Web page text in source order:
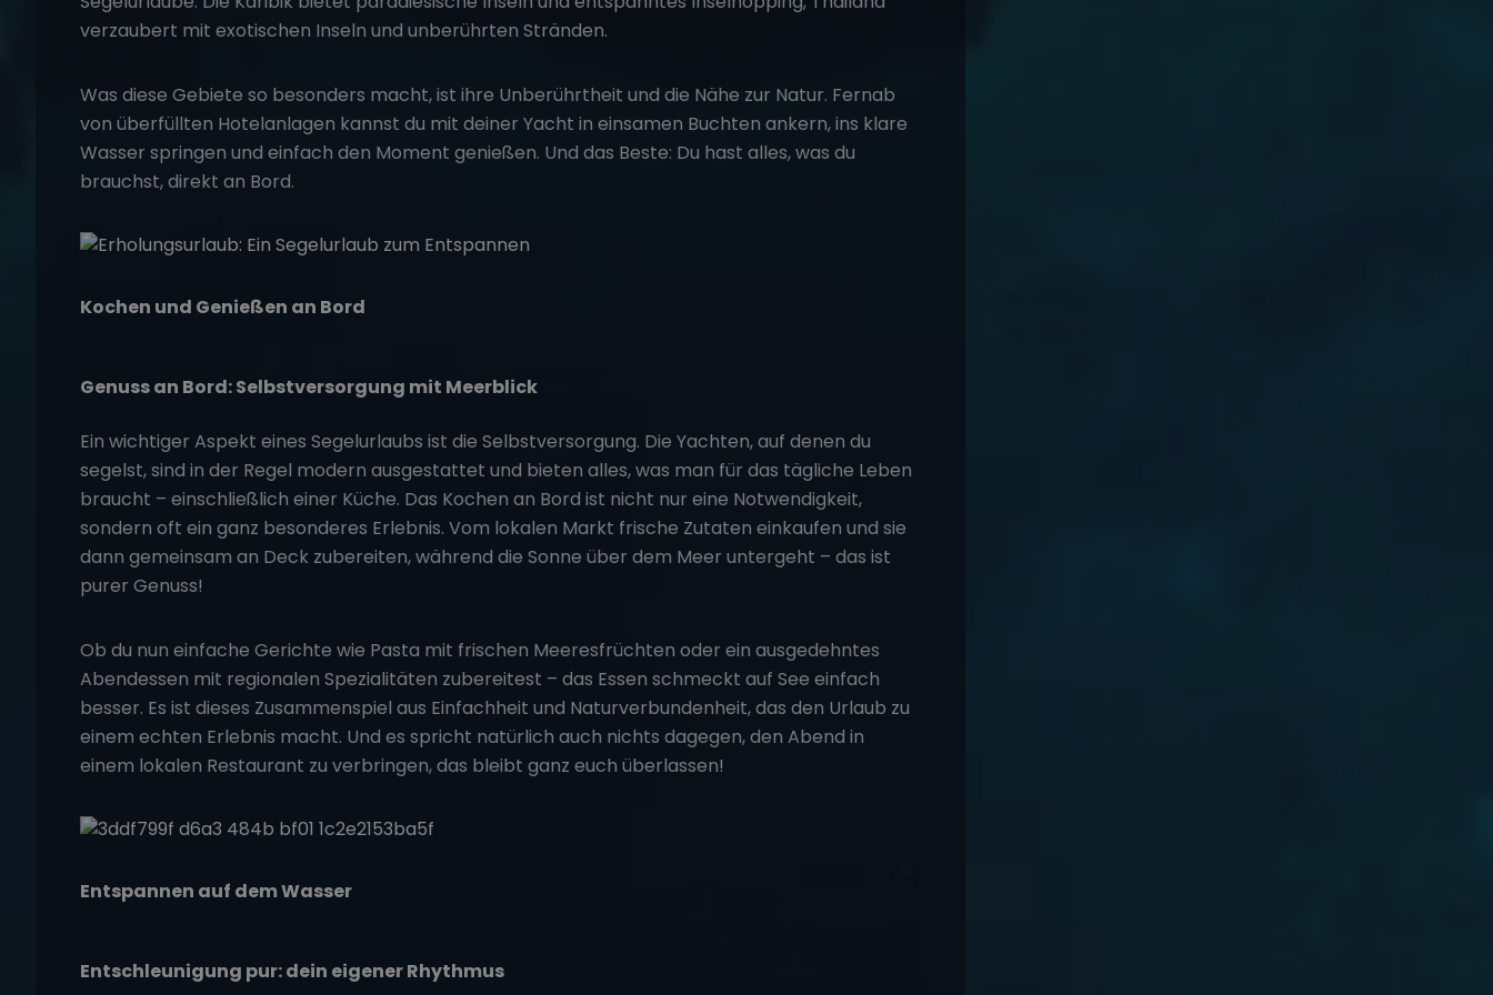
verzaubert mit exotischen Inseln und unberührten Stränden.
Was diese Gebiete so besonders macht, ist ihre Unberührtheit und die Nähe zur Natur. Fernab
von überfüllten Hotelanlagen kannst du mit deiner Yacht in einsamen Buchten ankern, ins klare
Wasser springen und einfach den Moment genießen. Und das Beste: Du hast alles, was du
brauchst, direkt an Bord.
Kochen und Genießen an Bord
Genuss an Bord: Selbstversorgung mit Meerblick
Ein wichtiger Aspekt eines Segelurlaubs ist die Selbstversorgung. Die Yachten, auf denen du
segelst, sind in der Regel modern ausgestattet und bieten alles, was man für das tägliche Leben
braucht – einschließlich einer Küche. Das Kochen an Bord ist nicht nur eine Notwendigkeit,
sondern oft ein ganz besonderes Erlebnis. Vom lokalen Markt frische Zutaten einkaufen und sie
dann gemeinsam an Deck zubereiten, während die Sonne über dem Meer untergeht – das ist
purer Genuss!
Ob du nun einfache Gerichte wie Pasta mit frischen Meeresfrüchten oder ein ausgedehntes
Abendessen mit regionalen Spezialitäten zubereitest – das Essen schmeckt auf See einfach
besser. Es ist dieses Zusammenspiel aus Einfachheit und Naturverbundenheit, das den Urlaub zu
einem echten Erlebnis macht. Und es spricht natürlich auch nichts dagegen, den Abend in
einem lokalen Restaurant zu verbringen, das bleibt ganz euch überlassen!
Entspannen auf dem Wasser
Entschleunigung pur: dein eigener Rhythmus